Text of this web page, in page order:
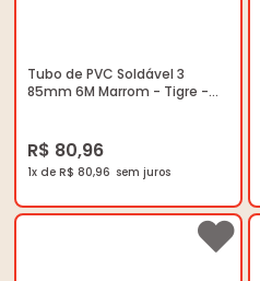
Tubo de PVC Soldável 3
85mm 6M Marrom - Tigre -
R$ 80,96
1x de R$ 80,96